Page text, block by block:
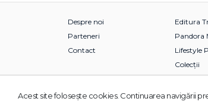
Despre noi
Parteneri
Contact
Editura
Pandora
Lifestyle
Colecții
© 2026 Grupul Editorial TREI. Toate
Acest site foloseşte cookies. Continuarea navigării